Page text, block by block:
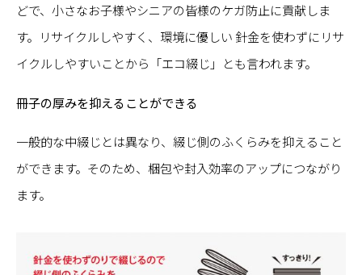
どで、小さなお子様やシニアの皆様のケガ防止に貢献しま
す。リサイクルしやすく、環境に優しい 針金を使わずにリサ
イクルしやすいことから「エコ綴じ」とも言われます。
冊子の厚みを抑えることができる
一般的な中綴じとは異なり、綴じ側のふくらみを抑えること
ができます。そのため、梱包や封入効率のアップにつながり
ます。